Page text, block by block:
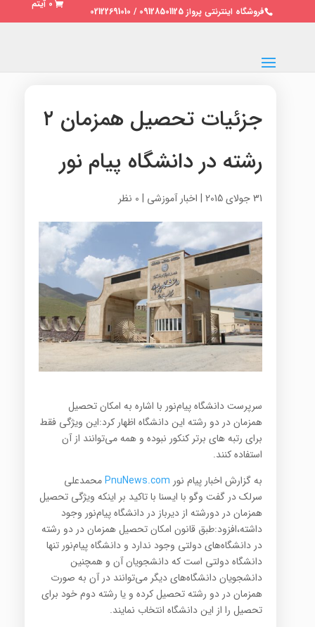
فروشگاه اینترنتی پرواز 09128501125 / 02122691010
0 آیتم
جزئیات تحصیل همزمان ۲
رشته در دانشگاه پیام نور
31 جولای 2015 | اخبار آموزشی | 0 نظر
سرپرست دانشگاه پیام‌نور با اشاره به امکان تحصیل
همزمان در دو رشته این دانشگاه اظهار کرد:این ویژگی فقط
برای رتبه های برتر کنکور نبوده و همه می‌توانند از آن
استفاده کنند.
به گزارش اخبار پیام نور PnuNews.comمحمدعلی
سرلک در گفت و‌گو با ایسنا با تاکید بر اینکه ویژگی تحصیل
همزمان در دورشته از دیرباز در دانشگاه پیام‌نور وجود
داشته،افزود:طبق قانون امکان تحصیل همزمان در دو رشته
در دانشگاه‌های دولتی وجود ندارد و دانشگاه پیام‌نور تنها
دانشگاه دولتی است که دانشجویان آن و همچنین
دانشجویان دانشگاه‌های دیگر می‌توانند در آن به صورت
همزمان در دو رشته تحصیل کرده و یا رشته دوم خود برای
تحصیل را از این دانشگاه انتخاب نمایند.